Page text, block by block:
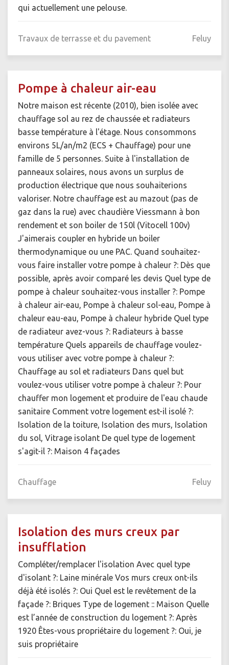
qui actuellement une pelouse.
Travaux de terrasse et du pavement Feluy
Pompe à chaleur air-eau
Notre maison est récente (2010), bien isolée avec
chauffage sol au rez de chaussée et radiateurs
basse température à l'étage. Nous consommons
environs 5L/an/m2 (ECS + Chauffage) pour une
famille de 5 personnes. Suite à l'installation de
panneaux solaires, nous avons un surplus de
production électrique que nous souhaiterions
valoriser. Notre chauffage est au mazout (pas de
gaz dans la rue) avec chaudière Viessmann à bon
rendement et son boiler de 150l (Vitocell 100v)
J'aimerais coupler en hybride un boiler
thermodynamique ou une PAC. Quand souhaitez-
vous faire installer votre pompe à chaleur ?: Dès que
possible, après avoir comparé les devis Quel type de
pompe à chaleur souhaitez-vous installer ?: Pompe
à chaleur air-eau, Pompe à chaleur sol-eau, Pompe à
chaleur eau-eau, Pompe à chaleur hybride Quel type
de radiateur avez-vous ?: Radiateurs à basse
température Quels appareils de chauffage voulez-
vous utiliser avec votre pompe à chaleur ?:
Chauffage au sol et radiateurs Dans quel but
voulez-vous utiliser votre pompe à chaleur ?: Pour
chauffer mon logement et produire de l'eau chaude
sanitaire Comment votre logement est-il isolé ?:
Isolation de la toiture, Isolation des murs, Isolation
du sol, Vitrage isolant De quel type de logement
s'agit-il ?: Maison 4 façades
Chauffage Feluy
Isolation des murs creux par
insufflation
Compléter/remplacer l'isolation Avec quel type
d'isolant ?: Laine minérale Vos murs creux ont-ils
déjà été isolés ?: Oui Quel est le revêtement de la
façade ?: Briques Type de logement :: Maison Quelle
est l’année de construction du logement ?: Après
1920 Êtes-vous propriétaire du logement ?: Oui, je
suis propriétaire